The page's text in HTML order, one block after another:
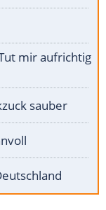
mir aufrichtig
sauber